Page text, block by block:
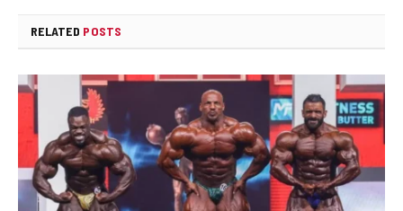
RELATED POSTS